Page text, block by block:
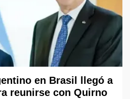
en Brasil llegó a
reunirse con Quirno